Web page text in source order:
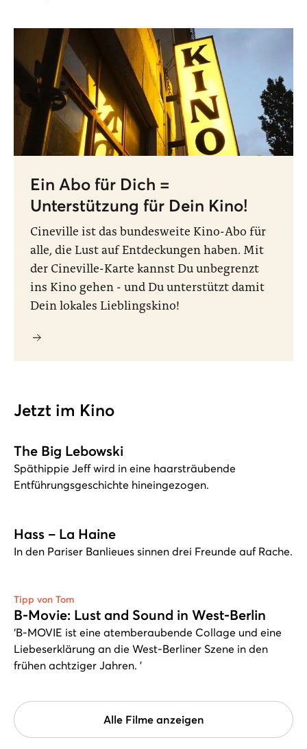
Ein Abo für Dich =
Unterstützung für Dein Kino!
Cineville ist das bundesweite Kino-Abo für
alle, die Lust auf Entdeckungen haben. Mit
der Cineville-Karte kannst Du unbegrenzt
ins Kino gehen - und Du unterstützt damit
Dein lokales Lieblingskino!
Jetzt im Kino
The Big Lebowski
Späthippie Jeff wird in eine haarsträubende
Entführungsgeschichte hineingezogen.
Hass – La Haine
In den Pariser Banlieues sinnen drei Freunde auf Rache.
Tipp von Tom
B-Movie: Lust and Sound in West-Berlin
‘B-MOVIE ist eine atemberaubende Collage und eine
Liebeserklärung an die West-Berliner Szene in den
frühen achtziger Jahren. ’
Alle Filme anzeigen